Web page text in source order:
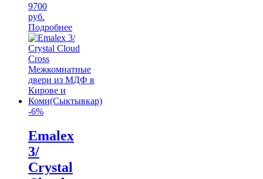
9700
руб.
Подробнее
-6%
Emalex
3/
Crystal